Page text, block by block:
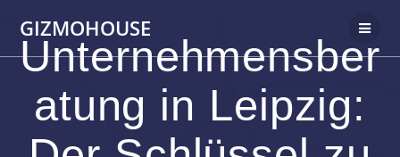
content
GIZMOHOUSE
Unternehmensber
atung in Leipzig: